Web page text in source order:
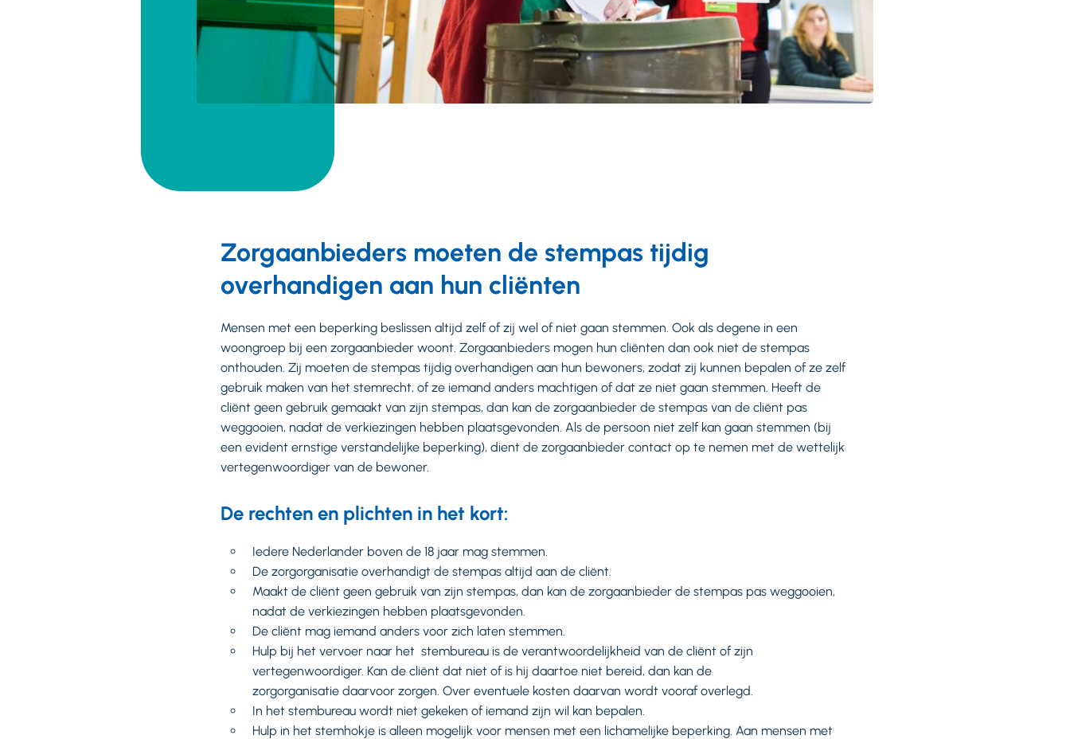
Zorgaanbieders moeten de stempas tijdig
overhandigen aan hun cliënten
Mensen met een beperking beslissen altijd zelf of zij wel of niet gaan stemmen. Ook als degene in een
woongroep bij een zorgaanbieder woont. Zorgaanbieders mogen hun cliënten dan ook niet de stempas
onthouden. Zij moeten de stempas tijdig overhandigen aan hun bewoners, zodat zij kunnen bepalen of ze zelf
gebruik maken van het stemrecht, of ze iemand anders machtigen of dat ze niet gaan stemmen. Heeft de
cliënt geen gebruik gemaakt van zijn stempas, dan kan de zorgaanbieder de stempas van de cliënt pas
weggooien, nadat de verkiezingen hebben plaatsgevonden. Als de persoon niet zelf kan gaan stemmen (bij
een evident ernstige verstandelijke beperking), dient de zorgaanbieder contact op te nemen met de wettelijk
vertegenwoordiger van de bewoner.
De rechten en plichten in het kort:
Iedere Nederlander boven de 18 jaar mag stemmen.
De zorgorganisatie overhandigt de stempas altijd aan de cliënt.
Maakt de cliënt geen gebruik van zijn stempas, dan kan de zorgaanbieder de stempas pas weggooien,
nadat de verkiezingen hebben plaatsgevonden.
De cliënt mag iemand anders voor zich laten stemmen.
Hulp bij het vervoer naar het stembureau is de verantwoordelijkheid van de cliënt of zijn
vertegenwoordiger. Kan de cliënt dat niet of is hij daartoe niet bereid, dan kan de
zorgorganisatie daarvoor zorgen. Over eventuele kosten daarvan wordt vooraf overlegd.
In het stembureau wordt niet gekeken of iemand zijn wil kan bepalen.
Hulp in het stemhokje is alleen mogelijk voor mensen met een lichamelijke beperking. Aan mensen met